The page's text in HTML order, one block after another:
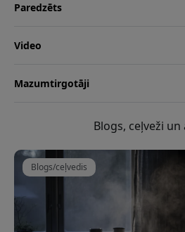
Paredzēts
Video
Mazumtirgotāji
Blogs, ceļveži un
Blogs/ceļvedis